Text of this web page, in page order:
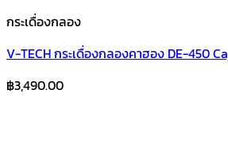
กระเดื่องกลอง
V-TECH กระเดื่องกลองคาฮอง DE-450
฿3,490.00